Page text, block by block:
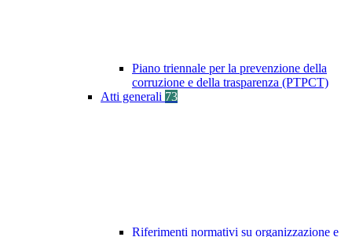
Piano triennale per la prevenzione della
corruzione e della trasparenza (PTPCT)
Atti generali 73
Riferimenti normativi su organizzazione e